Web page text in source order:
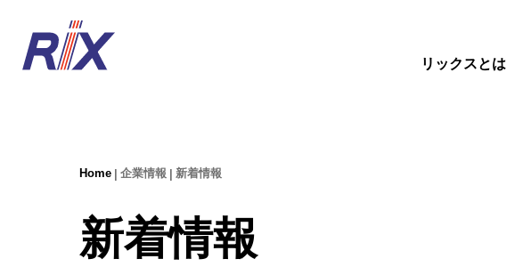
リックスとは
Home 企業情報 新着情報
新着情報